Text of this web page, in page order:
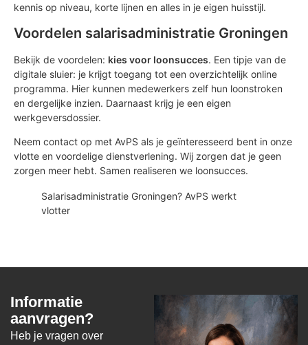
kennis op niveau, korte lijnen en alles in je eigen huisstijl.
Voordelen salarisadministratie Groningen
Bekijk de voordelen: kies voor loonsucces. Een tipje van de
digitale sluier: je krijgt toegang tot een overzichtelijk online
programma. Hier kunnen medewerkers zelf hun loonstroken
en dergelijke inzien. Daarnaast krijg je een eigen
werkgeversdossier.
Neem contact op met AvPS als je geïnteresseerd bent in onze
vlotte en voordelige dienstverlening. Wij zorgen dat je geen
zorgen meer hebt. Samen realiseren we loonsucces.
Salarisadministratie Groningen? AvPS werkt
vlotter
Informatie
aanvragen?
Heb je vragen over